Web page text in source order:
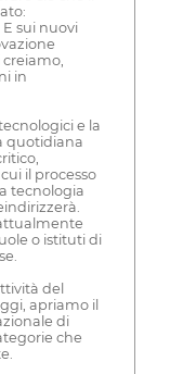
sui nuovi
in
e la
quotidiana
il processo
tecnologia
o istituti di
del
apriamo il
di
che